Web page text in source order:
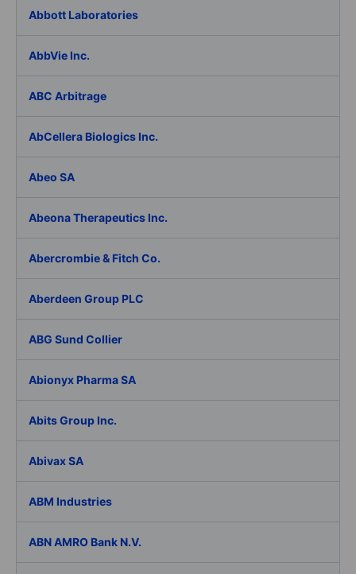
Abbott Laboratories
AbbVie Inc.
ABC Arbitrage
AbCellera Biologics Inc.
Abeo SA
Abeona Therapeutics Inc.
Abercrombie & Fitch Co.
Aberdeen Group PLC
ABG Sund Collier
Abionyx Pharma SA
Abits Group Inc.
Abivax SA
ABM Industries
ABN AMRO Bank N.V.